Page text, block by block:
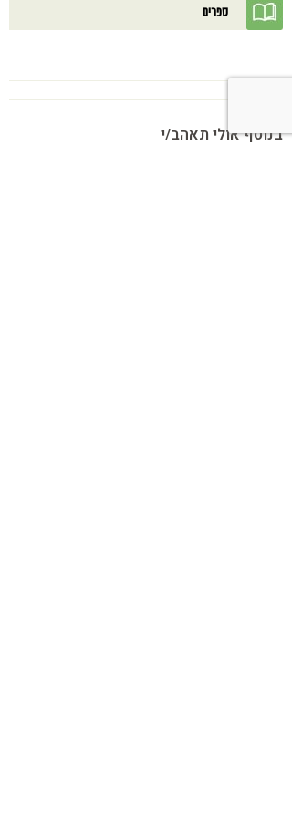
ספרים
בנוסף אולי תאהב/י